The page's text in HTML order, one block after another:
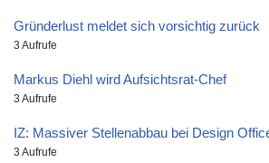
Gründerlust meldet sich vorsichtig zurück
3 Aufrufe
Markus Diehl wird Aufsichtsrat-Chef
3 Aufrufe
IZ: Massiver Stellenabbau bei Design
3 Aufrufe